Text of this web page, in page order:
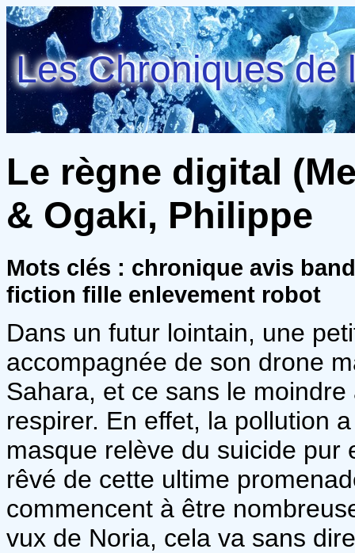
Les Chroniques de
Le règne digital
& Ogaki, Philippe
Mots clés : chronique avis
fiction fille enlevement robot
Dans un futur lointain, une
accompagnée de son drone
Sahara, et ce sans le
respirer. En effet, la pollution
masque relève du suicide pur
rêvé de cette ultime
commencent à être
vux de Noria, cela va sans